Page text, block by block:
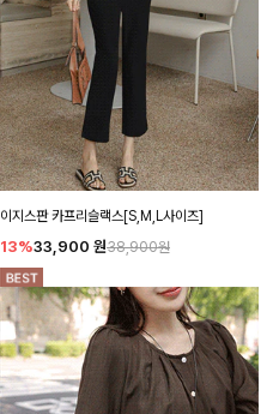
이지스판 카프리슬랙스[S,M,L사이즈]
13%33,900 원38,900원